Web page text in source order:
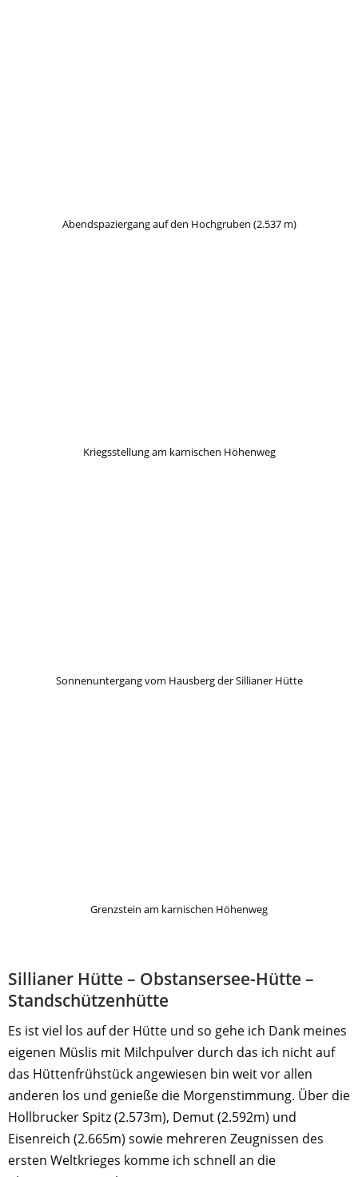
Abendspaziergang auf den Hochgruben (2.537 m)
Kriegsstellung am karnischen Höhenweg
Sonnenuntergang vom Hausberg der Sillianer Hütte
Grenzstein am karnischen Höhenweg
Sillianer Hütte – Obstansersee-Hütte –
Standschützenhütte
Es ist viel los auf der Hütte und so gehe ich Dank meines
eigenen Müslis mit Milchpulver durch das ich nicht auf
das Hüttenfrühstück angewiesen bin weit vor allen
anderen los und genieße die Morgenstimmung. Über die
Hollbrucker Spitz (2.573m), Demut (2.592m) und
Eisenreich (2.665m) sowie mehreren Zeugnissen des
ersten Weltkrieges komme ich schnell an die